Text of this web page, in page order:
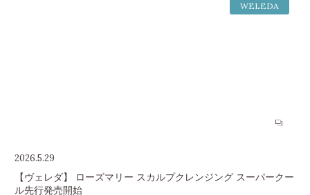
WELEDA
2026.5.29
【ヴェレダ】 ローズマリー スカルプクレンジング スーパークー
ル先行発売開始